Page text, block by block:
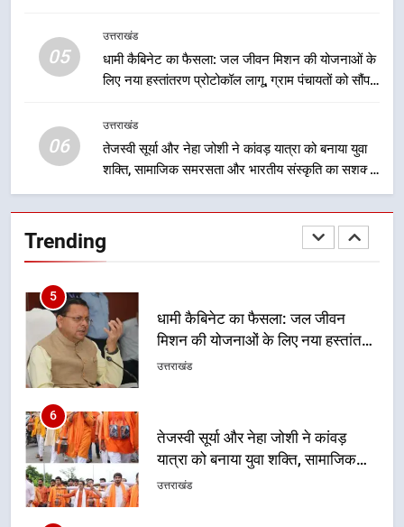
05
उत्तराखंड
धामी कैबिनेट का फैसला: जल जीवन मिशन की योजनाओं के
लिए नया हस्तांतरण प्रोटोकॉल लागू, ग्राम पंचायतों को सौंपने
06
उत्तराखंड
तेजस्वी सूर्या और नेहा जोशी ने कांवड़ यात्रा को बनाया युवा
शक्ति, सामाजिक समरसता और भारतीय संस्कृति का सशक्त
संदेश
Trending
3
मुख्यमंत्री धामी ने कहा कि पेंशन राशि का
रहा है, जिससे पात्र लोगों को सरकारी
योजनाओं का सीधे लाभ मिल रहा है
पारंपरिक हस्तशिल्प और हथकरघा उत्पादों
को राष्ट्रीय पहचान दिलाने की दिशा में
5
धामी कैबिनेट का फैसला: जल जीवन
मिशन की योजनाओं के लिए नया हस्तांतरण
प्रोटोकॉल लागू, ग्राम पंचायतों को सौंपने
उत्तराखंड
6
तेजस्वी सूर्या और नेहा जोशी ने कांवड़
यात्रा को बनाया युवा शक्ति, सामाजिक
समरसता और भारतीय संस्कृति का सशक्त
उत्तराखंड